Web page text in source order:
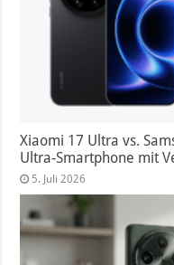
Xiaomi 17 Ultra vs.
Ultra-Smartphone mit
5. Juli 2026